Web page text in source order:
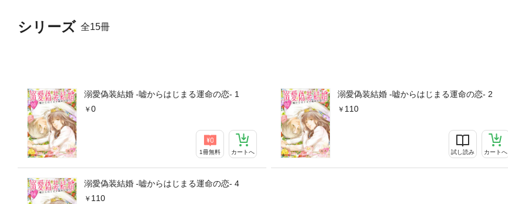
シリーズ 全15冊
溺愛偽装結婚 -嘘からはじまる運命の恋- 1
0
1冊無料 カートへ
溺愛偽装結婚 -嘘からはじまる運命の恋- 2
110
試し読み カートへ
溺愛偽装結婚 -嘘からはじまる運命の恋- 4
110